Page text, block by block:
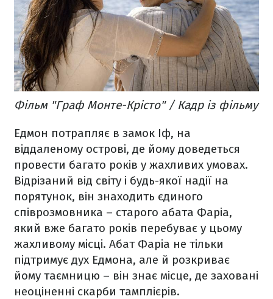
Фільм "Граф Монте-Крісто" / Кадр із фільму
Едмон потрапляє в замок Іф, на
віддаленому острові, де йому доведеться
провести багато років у жахливих умовах.
Відрізаний від світу і будь-якої надії на
порятунок, він знаходить єдиного
співрозмовника – старого абата Фаріа,
який вже багато років перебуває у цьому
жахливому місці. Абат Фаріа не тільки
підтримує дух Едмона, але й розкриває
йому таємницю – він знає місце, де заховані
неоціненні скарби тамплієрів.